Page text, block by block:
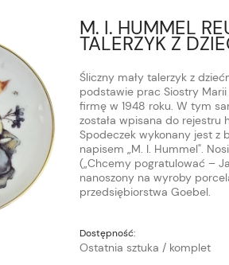
M. I. HUMMEL
TALERZYK Z
Śliczny mały talerzyk z
podstawie prac Siostry Marii
firmę w 1948 roku. W tym
została wpisana do
Spodeczek wykonany jest z
napisem „M. I. Hummel".
(„Chcemy pogratulować –
nanoszony na wyroby
przedsiębiorstwa Goebel.
Dostępność:
Ostatnia sztuka / komplet